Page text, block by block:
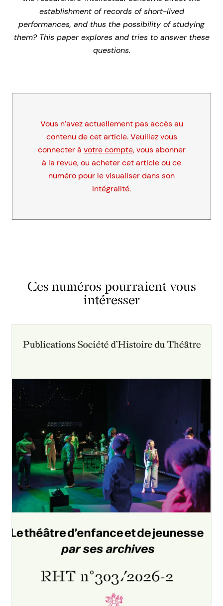
establishment of records of short-lived
performances, and thus the possibility of studying
them? This paper explores and tries to answer these
questions.
Vous n’avez actuellement pas accès au
contenu de cet article. Veuillez vous
connecter à votre compte, vous abonner
à la revue, ou acheter cet article ou ce
numéro pour le visualiser dans son
intégralité.
Ces numéros pourraient vous
intéresser